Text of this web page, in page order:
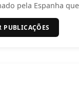
pela Espanha
PUBLICAÇÕES